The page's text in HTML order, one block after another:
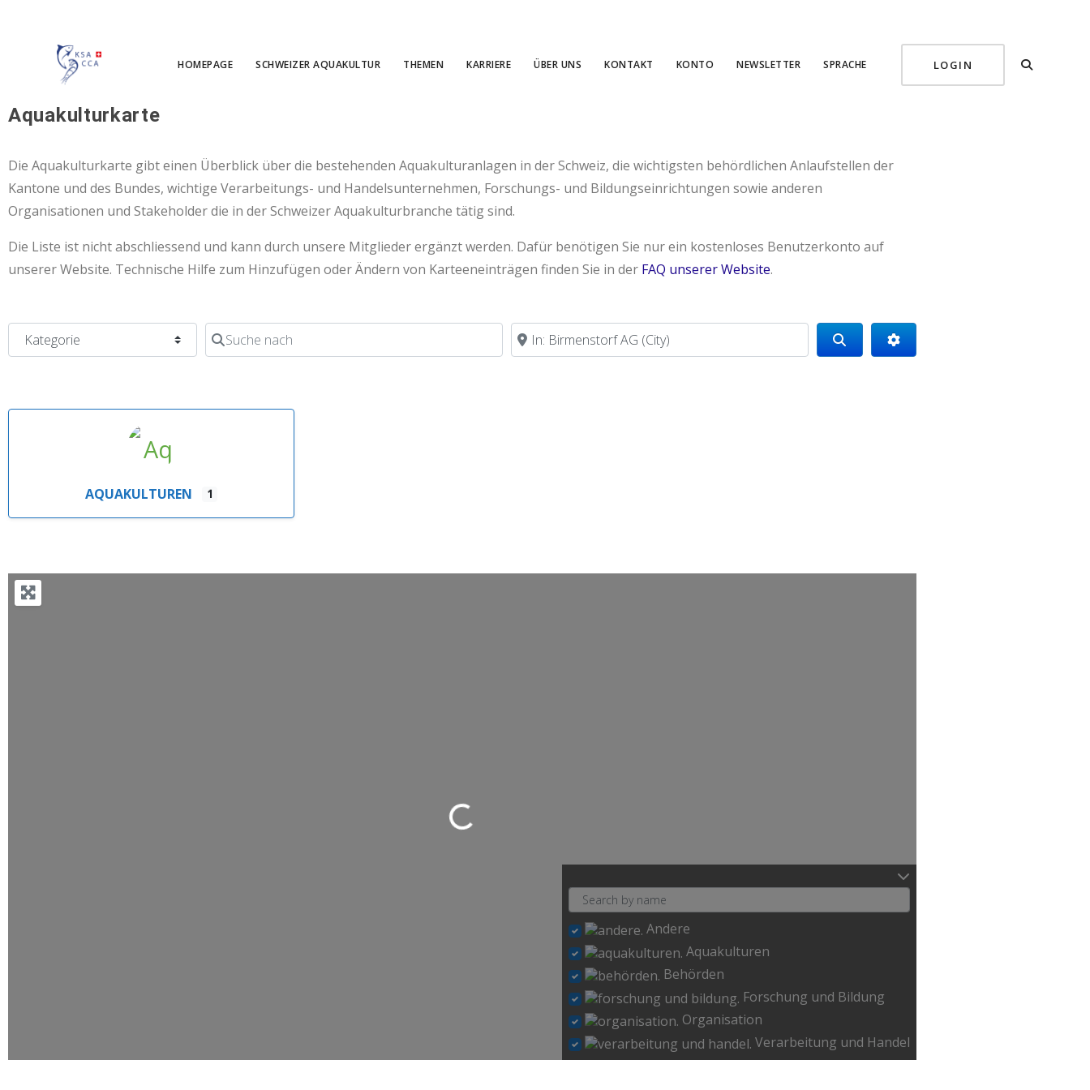
LOGIN
HOMEPAGE SCHWEIZER AQUAKULTUR THEMEN KARRIERE ÜBER UNS KONTAKT KONTO NEWSLETTER SPRACHE
Aquakulturkarte
Die Aquakulturkarte gibt einen Überblick über die bestehenden Aquakulturanlagen in der Schweiz, die wichtigsten behördlichen Anlaufstellen der
Kantone und des Bundes, wichtige Verarbeitungs- und Handelsunternehmen, Forschungs- und Bildungseinrichtungen sowie anderen
Organisationen und Stakeholder die in der Schweizer Aquakulturbranche tätig sind.
Die Liste ist nicht abschliessend und kann durch unsere Mitglieder ergänzt werden. Dafür benötigen Sie nur ein kostenloses Benutzerkonto auf
unserer Website. Technische Hilfe zum Hinzufügen oder Ändern von Karteeneinträgen finden Sie in der FAQ unserer Website.
Kategorie Suche nach in der Nähe von Search Advanced Filters
AQUAKULTUREN 1
Loading…
Andere
Aquakulturen
Behörden
Forschung und Bildung
Organisation
Verarbeitung und Handel